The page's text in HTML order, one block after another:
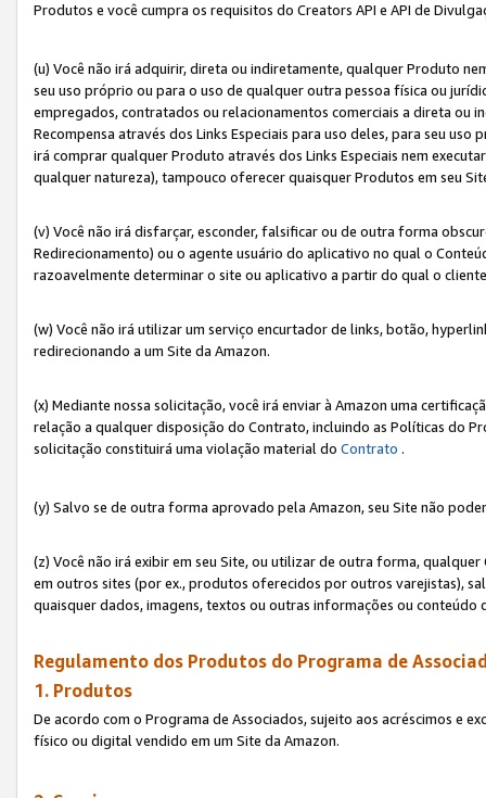
Produtos e você cumpra os requisitos do Creators API e API de
(u) Você não irá adquirir, direta ou indiretamente, qualquer Produto
seu uso próprio ou para o uso de qualquer outra pessoa física ou
empregados, contratados ou relacionamentos comerciais a direta ou
Recompensa através dos Links Especiais para uso deles, para seu
irá comprar qualquer Produto através dos Links Especiais nem
qualquer natureza), tampouco oferecer quaisquer Produtos em seu
(v) Você não irá disfarçar, esconder, falsificar ou de outra forma
Redirecionamento) ou o agente usuário do aplicativo no qual o
razoavelmente determinar o site ou aplicativo a partir do qual o
(w) Você não irá utilizar um serviço encurtador de links, botão,
redirecionando a um Site da Amazon.
(x) Mediante nossa solicitação, você irá enviar à Amazon uma
relação a qualquer disposição do Contrato, incluindo as Políticas do
solicitação constituirá uma violação material do Contrato .
(y) Salvo se de outra forma aprovado pela Amazon, seu Site não
(z) Você não irá exibir em seu Site, ou utilizar de outra forma,
em outros sites (por ex., produtos oferecidos por outros varejistas),
quaisquer dados, imagens, textos ou outras informações ou
Regulamento dos Produtos do Programa de
1. Produtos
De acordo com o Programa de Associados, sujeito aos acréscimos e
físico ou digital vendido em um Site da Amazon.